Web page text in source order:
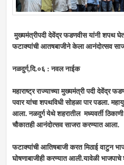
मुख्यमंत्रीपदी देवेंद्र फडणवीस यांनी शपथ
फटाक्यांची आतषबाजीने केला आनंदोत्सव
नळदुर्ग,दि.०६ : नवल नाईक
महाराष्ट्र राज्याच्या मुख्यमंत्री पदी देवेंद्र
पवार यांचा शपथविधी सोहळा पार पडला.
आला. नळदुर्ग येथे शहरातील मध्यवर्ती
चौकातही आनंदोत्सव साजरा करण्यात आला.
फटाक्यांची आतिषबाजी करत मिठाई वाटुन
घोषणाबाजीही करण्यात आली.यावेळी